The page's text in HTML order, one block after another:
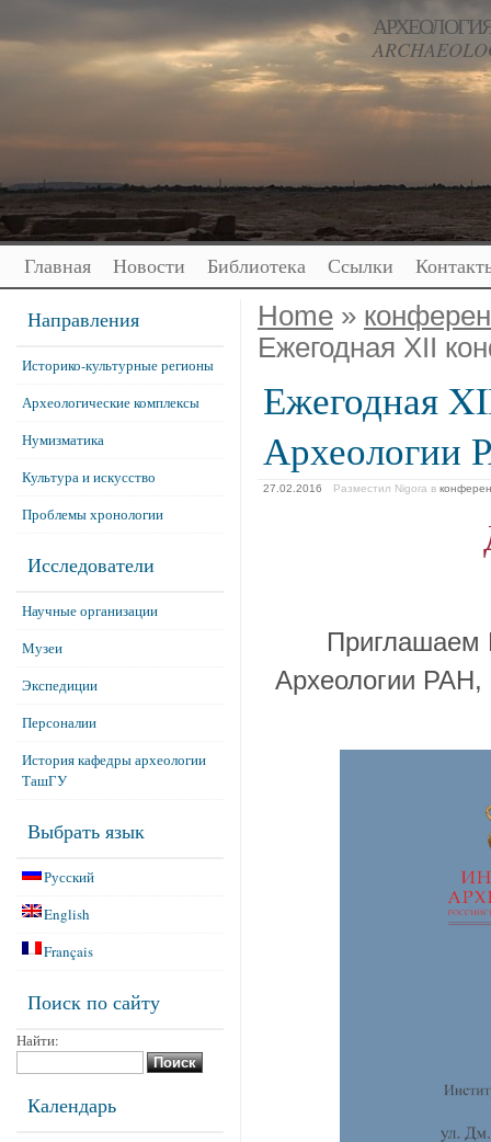
Главная Новости Библиотека Ссылки
Home »
Ежегодная XII
Ежегодная
Археологии
27.02.2016 Разместил Nigora в
Приглашаем
Археологии РАН,
Направления
Историко-культурные регионы
Археологические комплексы
Нумизматика
Культура и искусство
Проблемы хронологии
Исследователи
Научные организации
Музеи
Экспедиции
Персоналии
История кафедры археологии
ТашГУ
Выбрать язык
Русский
English
Français
Поиск по сайту
Найти:
Календарь